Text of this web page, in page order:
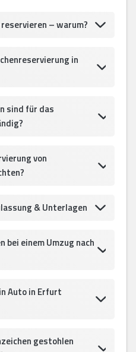
– warum?
in
sind für das
von
& Unterlagen
bei einem Umzug nach
Auto in Erfurt
gestohlen